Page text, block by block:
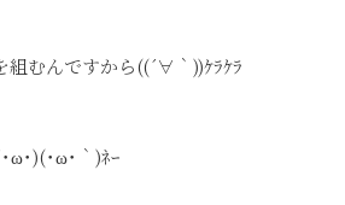
組むんですから((´∀｀))ｹﾗｹﾗ
ω･)(･ω･｀)ﾈｰ